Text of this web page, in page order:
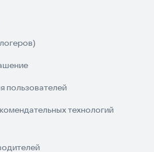
пользователей
технологий